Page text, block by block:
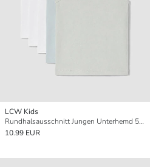
LCW Kids
Rundhalsausschnitt Jungen Unterhemd 5er-Pack
10.99 EUR